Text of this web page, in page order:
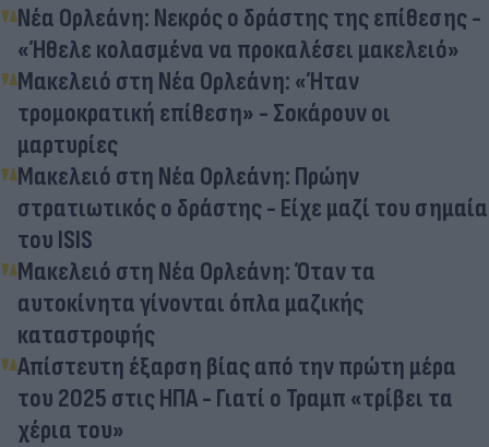
Νέα Ορλεάνη: Νεκρός ο δράστης της επίθεσης -
«Ήθελε κολασμένα να προκαλέσει μακελειό»
Μακελειό στη Νέα Ορλεάνη: «Ήταν
τρομοκρατική επίθεση» - Σοκάρουν οι
μαρτυρίες
Μακελειό στη Νέα Ορλεάνη: Πρώην
στρατιωτικός ο δράστης - Είχε μαζί του σημαία
του ISIS
Μακελειό στη Νέα Ορλεάνη: Όταν τα
αυτοκίνητα γίνονται όπλα μαζικής
καταστροφής
Απίστευτη έξαρση βίας από την πρώτη μέρα
του 2025 στις ΗΠΑ - Γιατί ο Τραμπ «τρίβει τα
χέρια του»